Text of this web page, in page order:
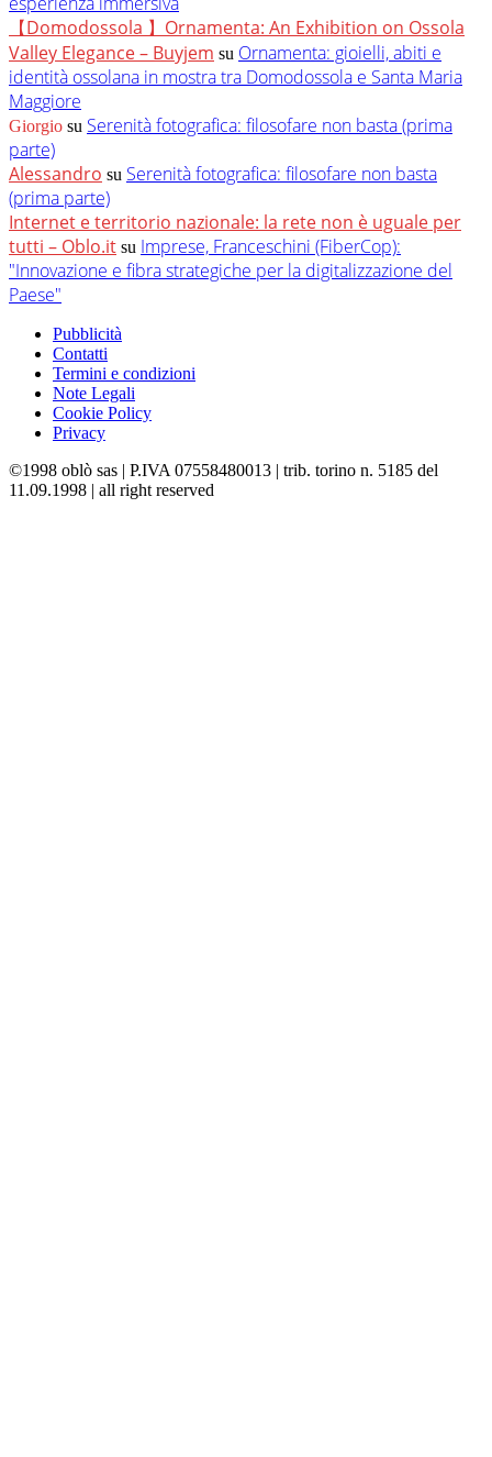
【Domodossola 】Ornamenta: An Exhibition on Ossola
Valley Elegance – Buyjem su Ornamenta: gioielli, abiti e
identità ossolana in mostra tra Domodossola e Santa Maria
Maggiore
Giorgio su Serenità fotografica: filosofare non basta (prima
parte)
Alessandro su Serenità fotografica: filosofare non basta
(prima parte)
Internet e territorio nazionale: la rete non è uguale per
tutti – Oblo.it su Imprese, Franceschini (FiberCop):
"Innovazione e fibra strategiche per la digitalizzazione del
Paese"
Pubblicità
Contatti
Termini e condizioni
Note Legali
Cookie Policy
Privacy
©1998 oblò sas | P.IVA 07558480013 | trib. torino n. 5185 del
11.09.1998 | all right reserved